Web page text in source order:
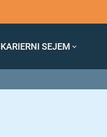
KARIERNI SEJEM